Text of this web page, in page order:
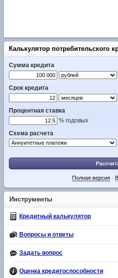
Калькулятор потребительского
Сумма кредита
Срок кредита
Процентная ставка
% годовых
Схема расчета
Полная версия·
Инструменты
Кредитный калькулятор
Вопросы и ответы
Задать вопрос
Оценка кредитоспособности